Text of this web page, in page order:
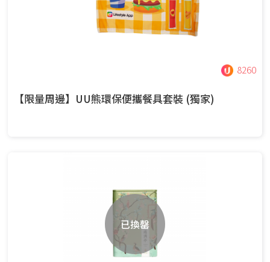
8260
【限量周邊】UU熊環保便攜餐具套裝 (獨家)
已換罄